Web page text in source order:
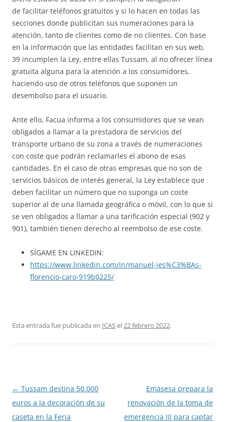
de facilitar teléfonos gratuitos y si lo hacen en todas las
secciones donde publicitan sus numeraciones para la
atención, tanto de clientes como de no clientes. Con base
en la información que las entidades facilitan en sus web,
39 incumplen la Ley, entre ellas Tussam, al no ofrecer línea
gratuita alguna para la atención a los consumidores,
haciendo uso de otros teléfonos que suponen un
desembolso para el usuario.
Ante ello, Facua informa a los consumidores que se vean
obligados a llamar a la prestadora de servicios del
transporte urbano de su zona a través de numeraciones
con coste que podrán reclamarles el abono de esas
cantidades. En el caso de otras empresas que no son de
servicios básicos de interés general, la Ley establece que
deben facilitar un número que no suponga un coste
superior al de una llamada geográfica o móvil, con lo que si
se ven obligados a llamar a una tarificación especial (902 y
901), también tienen derecho al reembolso de ese coste.
SÍGAME EN LINKEDIN:
https://www.linkedin.com/in/manuel-jes%C3%BAs-
florencio-caro-919b0225/
Esta entrada fue publicada en ICASel 22 febrero 2022.
Navegación
de
entradas
← Tussam destina 50.000
euros a la decoración de su
caseta en la Feria
Emasesa prepara la
renovación de la toma de
emergencia III para captar